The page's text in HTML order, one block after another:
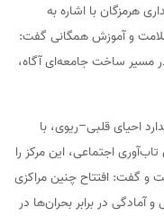
هرمزگان با اشاره به
و آموزش همگانی گفت:
مسیر ساخت جامعه‌ای آگاه،
احیای قلبی–ریوی، با
اجتماعی، این مرکز را
و گفت: افتتاح چنین مراکزی
در برابر بحران‌ها در